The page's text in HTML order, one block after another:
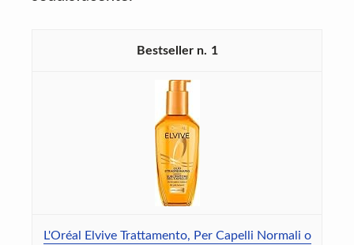
1
L'Oréal Elvive Trattamento, Per Capelli Normali o